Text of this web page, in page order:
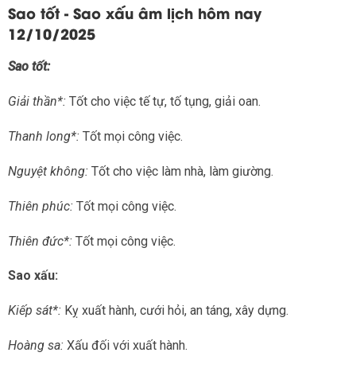
Sao tốt - Sao xấu âm lịch hôm nay
12/10/2025
Sao tốt:
Giải thần*: Tốt cho việc tế tự, tố tụng, giải oan.
Thanh long*: Tốt mọi công việc.
Nguyệt không: Tốt cho việc làm nhà, làm giường.
Thiên phúc: Tốt mọi công việc.
Thiên đức*: Tốt mọi công việc.
Sao xấu:
Kiếp sát*: Kỵ xuất hành, cưới hỏi, an táng, xây dựng.
Hoàng sa: Xấu đối với xuất hành.